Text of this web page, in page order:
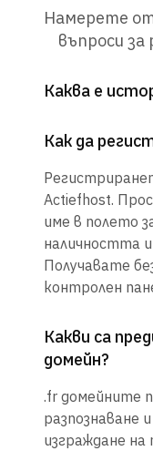
Намерете
въпроси
Каква е
Как да
Actiefhost.
име в полето
наличността
Получавате
контролен
Какви са
домейн?
.fr домейните
разпознаване
изграждане на